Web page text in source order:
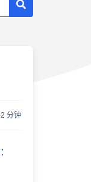
2 分钟